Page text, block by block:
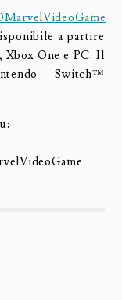
a partire
Xbox One e PC. Il
Switch™